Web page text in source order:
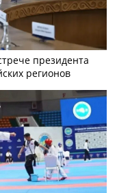
президента
регионов